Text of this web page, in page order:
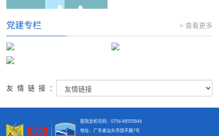
党建专栏 > 查看更多
友情链接：
医院总机号码：0754-88555844
地址：广东省汕头市饶平路7号